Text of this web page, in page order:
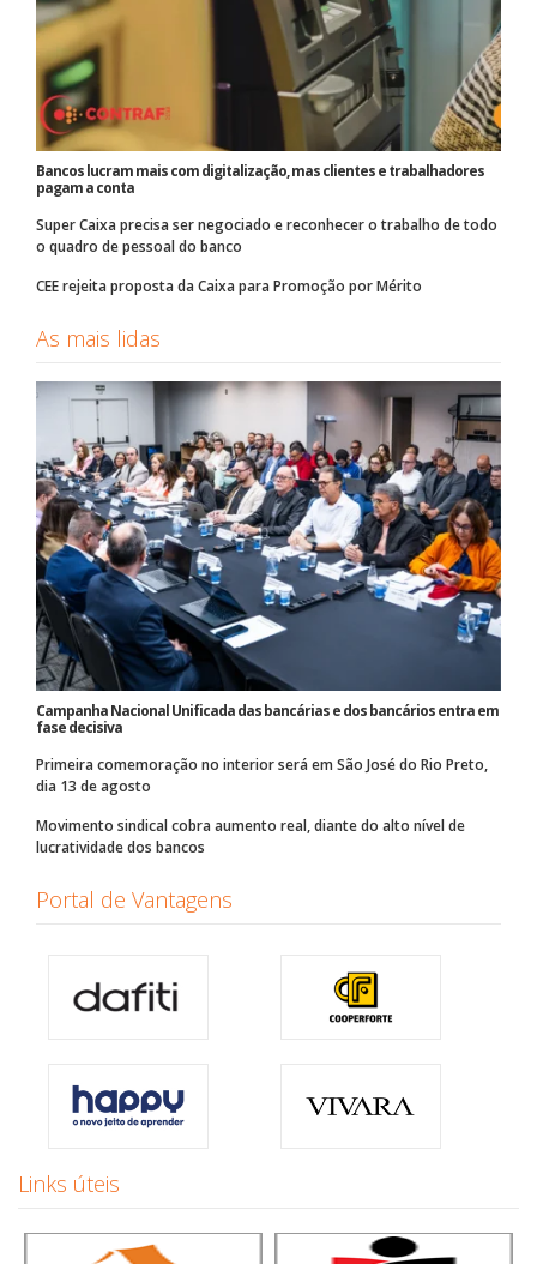
Bancos lucram mais com digitalização, mas clientes e trabalhadores
pagam a conta
Super Caixa precisa ser negociado e reconhecer o trabalho de todo
o quadro de pessoal do banco
CEE rejeita proposta da Caixa para Promoção por Mérito
As mais lidas
Campanha Nacional Unificada das bancárias e dos bancários entra em
fase decisiva
Primeira comemoração no interior será em São José do Rio Preto,
dia 13 de agosto
Movimento sindical cobra aumento real, diante do alto nível de
lucratividade dos bancos
Portal de Vantagens
Links úteis